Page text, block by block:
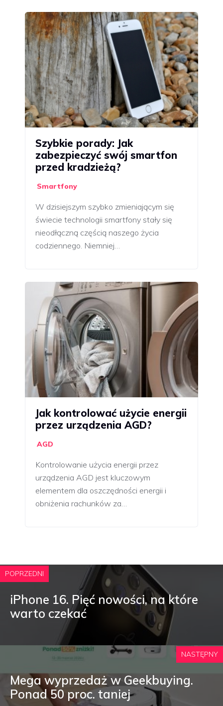
Szybkie porady: Jak
zabezpieczyć swój smartfon
przed kradzieżą?
Smartfony
W dzisiejszym szybko zmieniającym się
świecie technologii smartfony stały się
nieodłączną częścią naszego życia
codziennego. Niemniej…
Jak kontrolować użycie energii
przez urządzenia AGD?
AGD
Kontrolowanie użycia energii przez
urządzenia AGD jest kluczowym
elementem dla oszczędności energii i
obniżenia rachunków za…
POPRZEDNI
iPhone 16. Pięć nowości, na które
warto czekać
NASTĘPNY
Mega wyprzedaż w Geekbuying.
Ponad 50 proc. taniej